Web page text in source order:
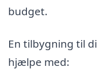
budget.
En tilbygning til
hjælpe med: